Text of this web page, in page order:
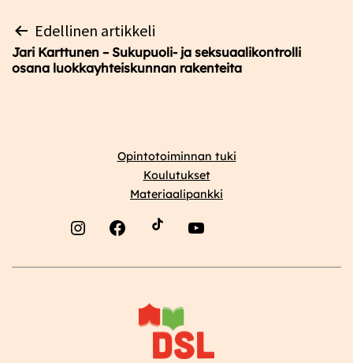
Artikkelien
selaus
Edellinen artikkeli
Jari Karttunen – Sukupuoli- ja seksuaalikontrolli
osana luokkayhteiskunnan rakenteita​
Opintotoiminnan tuki
Koulutukset
Materiaalipankki